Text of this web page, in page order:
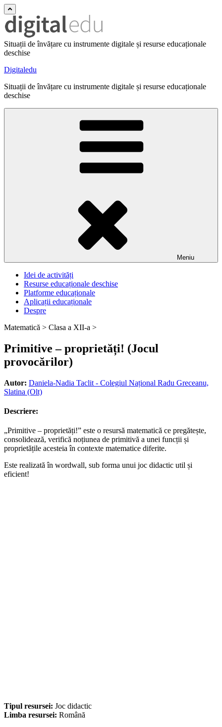
Situații de învățare cu instrumente digitale și resurse educaționale
deschise
Digitaledu
Situații de învățare cu instrumente digitale și resurse educaționale
deschise
Meniu
Idei de activități
Resurse educaționale deschise
Platforme educaționale
Aplicații educaționale
Despre
Matematică > Clasa a XII-a >
Primitive – proprietăți! (Jocul
provocărilor)
Autor: Daniela-Nadia Taclit - Colegiul Național Radu Greceanu,
Slatina (Olt)
Descriere:
„Primitive – proprietăți!” este o resursă matematică ce pregătește,
consolidează, verifică noțiunea de primitivă a unei funcții și
proprietățile acesteia în contexte matematice diferite.
Este realizată în wordwall, sub forma unui joc didactic util și
eficient!
Tipul resursei: Joc didactic
Limba resursei: Română